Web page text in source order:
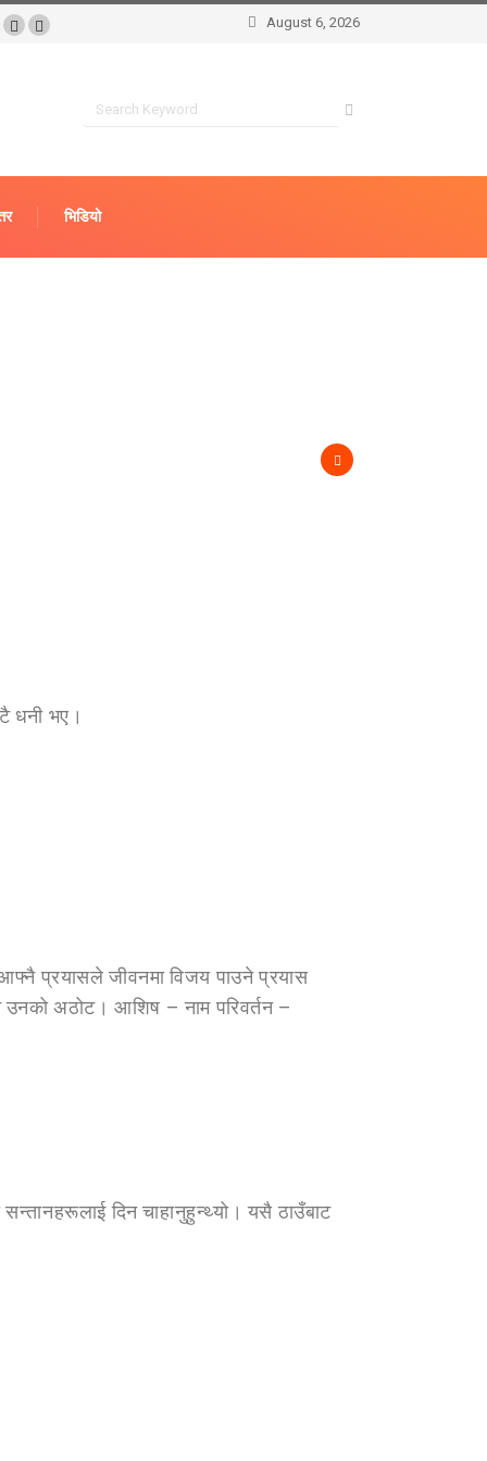
August 6, 2026
भिडियो
धनी भए।
प्रयासले जीवनमा विजय पाउने प्रयास
अठोट। आशिष – नाम परिवर्तन –
दिन चाहानुहुन्थ्यो। यसै ठाउँबाट